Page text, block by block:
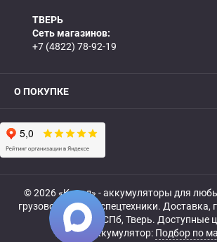
ТВЕРЬ
Сеть магазинов:
+7 (4822) 78-92-19
О ПОКУПКЕ
© 2026 «Катод» - аккумуляторы для
грузовой, мото- и спецтехники. Доставка,
МСК, СПб, Тверь. Доступные
Купить аккумулятор: Подбор по